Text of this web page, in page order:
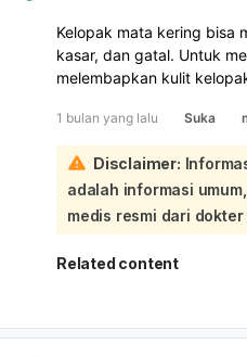
Kelopak mata kering bisa
kasar, dan gatal. Untuk
melembapkan kulit
mata seperti petroleum
wajah dengan pembersih
terlalu lama dengan air
20 menit bila gatal atau
gunakan humidifier bila
Kalau lipatan baru itu
biasanya akan membaik
eksim, atau alergi
1 bulan yang lalu Suka
Disclaimer:
adalah informasi
medis resmi dari dokter
Related content